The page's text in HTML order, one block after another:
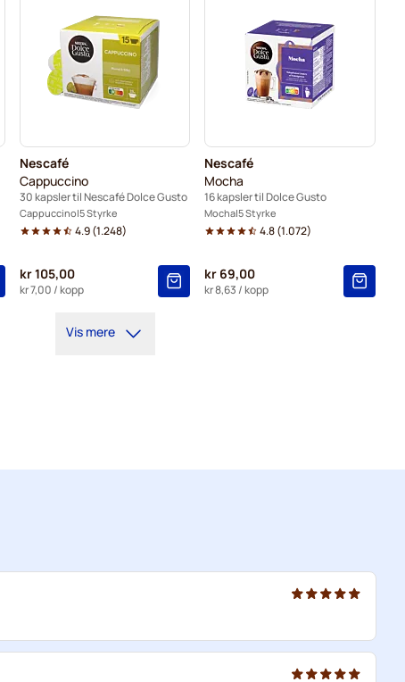
Nescafé
Cappuccino
30 kapsler til Nescafé Dolce Gusto
Cappuccino 5 Styrke
4.9(1.248)
kr 105,00
kr 7,00 / kopp
Nescafé
Mocha
16 kapsler til Dolce Gusto
Mocha 5 Styrke
4.8(1.072)
kr 69,00
kr 8,63 / kopp
Vis mere